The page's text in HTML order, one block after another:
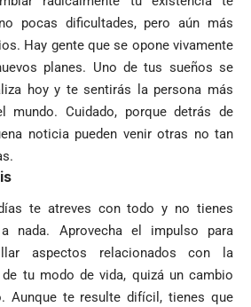
pocas dificultades, pero aún más
Hay gente que se opone vivamente
planes. Uno de tus sueños se
hoy y te sentirás la persona más
mundo. Cuidado, porque detrás de
noticia pueden venir otras no tan
te atreves con todo y no tienes
nada. Aprovecha el impulso para
aspectos relacionados con la
tu modo de vida, quizá un cambio
Aunque te resulte difícil, tienes que